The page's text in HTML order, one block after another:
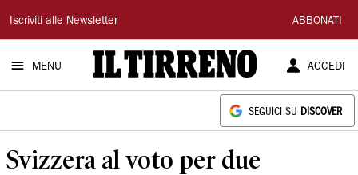
Il
Tirreno
Iscriviti alle Newsletter ABBONATI
MENU ACCEDI
SEGUICI SU DISCOVER
Svizzera al voto per due